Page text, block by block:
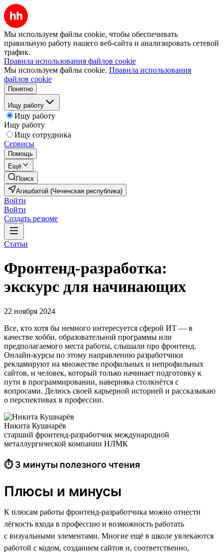
Мы используем файлы cookie, чтобы обеспечивать
правильную работу нашего веб-сайта и анализировать сетевой
трафик.
Правила использования файлов cookie
Мы используем файлы cookie. Правила использования
файлов cookie
Понятно
Ищу работу
Ищу работу
Ищу работу
Ищу сотрудника
Сервисы
Помощь
Ещё
Поиск
Агишбатой (Чеченская республика)
Войти
Войти
Создать резюме
Статьи
Фронтенд-разработка:
экскурс для начинающих
22 ноября 2024
Все, кто хотя бы немного интересуется сферой ИТ — в
качестве хобби, образовательной программы или
предполагаемого места работы, слышали про фронтенд.
Онлайн-курсы по этому направлению разработчики
рекламируют на множестве профильных и непрофильных
сайтов, и человек, который только начинает подготовку к
пути в программировании, наверняка столкнётся с
вопросами. Делюсь своей карьерной историей и рассказываю
о перспективах в профессии.
Никита Кушнарёв
старший фронтенд-разработчик международной
металлургической компании НЛМК
⏱ 3 минуты полезного чтения
Плюсы и минусы
К плюсам работы фронтенд-разработчика можно отнести
лёгкость входа в профессию и возможность работать
с визуальными элементами. Многие ещё в школе увлекаются
работой с кодом, созданием сайтов и, соответственно,